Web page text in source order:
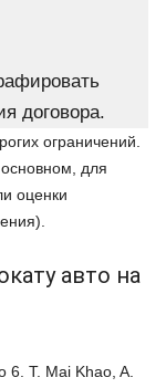
договора.
ограничений.
для
оценки
авто на
T. Mai Khao, A.